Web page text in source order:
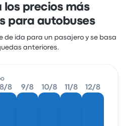
los precios más
para autobuses
de ida para un pasajero y se basa
anteriores.
8/8 9/8 10/8 11/8 12/8